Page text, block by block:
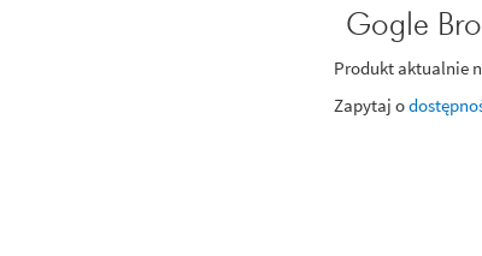
Gogle
Produkt aktualnie
Zapytaj o